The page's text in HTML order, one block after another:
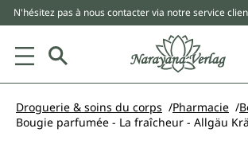
principal
N'hésitez pas à nous contacter via notre service
Droguerie & soins du corps Pharmacie
Bougie parfumée - La fraîcheur - Allgäu